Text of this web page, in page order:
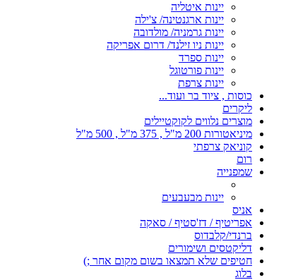
יינות איטליה
יינות ארגנטינה/ צ'ילה
יינות גרמניה/ מולדובה
יינות ניו זילנד/ דרום אפריקה
יינות ספרד
יינות פורטוגל
יינות צרפת
כוסות , ציוד בר ועוד...
ליקרים
מוצרים נלווים לקוקטיילים
מיניאטורות 200 מ"ל , 375 מ"ל , 500 מ"ל
קוניאק צרפתי
רום
שמפנייה
יינות מבעבעים
אניס
אפריטיף / דז'סטיף / סאקה
ברנדי/קלבדוס
דליקטסים ושימורים
חטיפים שלא תמצאו בשום מקום אחר ;)
בלוג